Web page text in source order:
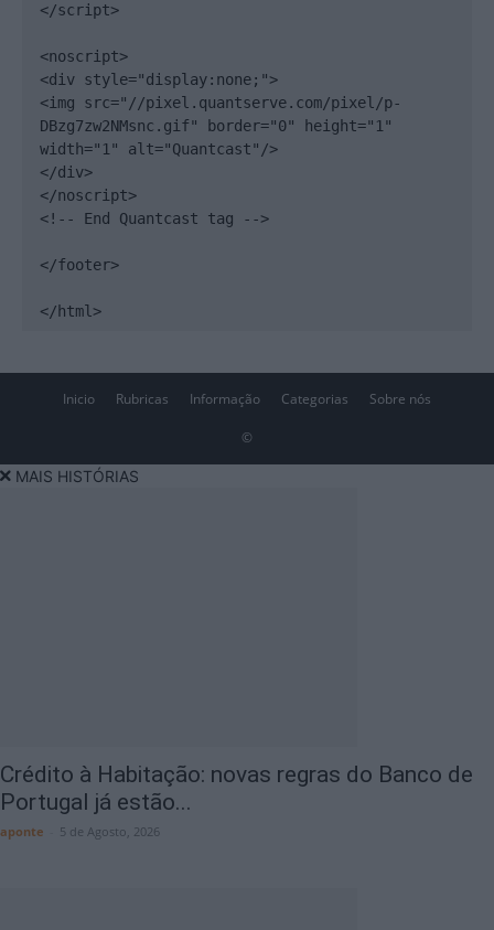
</script>
<noscript>
<div style="display:none;">
<img src="//pixel.quantserve.com/pixel/p-
DBzg7zw2NMsnc.gif" border="0" height="1"
width="1" alt="Quantcast"/>
</div>
</noscript>
<!-- End Quantcast tag -->
</footer>
</html>
Inicio Rubricas Informação Categorias Sobre nós
©
MAIS HISTÓRIAS
Crédito à Habitação: novas regras do Banco de
Portugal já estão...
aponte 5 de Agosto, 2026